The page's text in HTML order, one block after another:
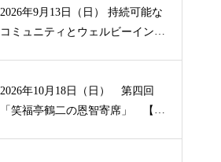
2026年9月13日（日） 持続可能な
コミュニティとウェルビーイン
2026年10月18日（日） 第四回
「笑福亭鶴二の恩智寄席」 【大